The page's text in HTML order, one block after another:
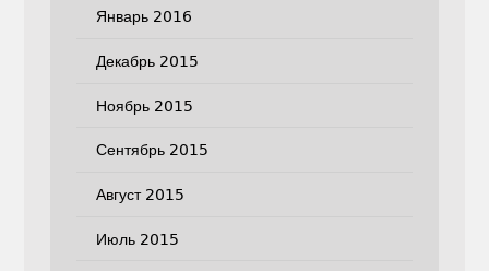
Январь 2016
Декабрь 2015
Ноябрь 2015
Сентябрь 2015
Август 2015
Июль 2015